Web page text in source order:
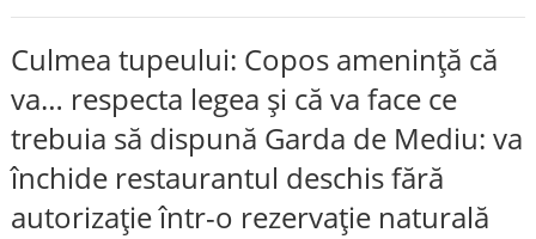
Culmea tupeului: Copos amenință că
va… respecta legea și că va face ce
trebuia să dispună Garda de Mediu: va
închide restaurantul deschis fără
autorizație într-o rezervație naturală